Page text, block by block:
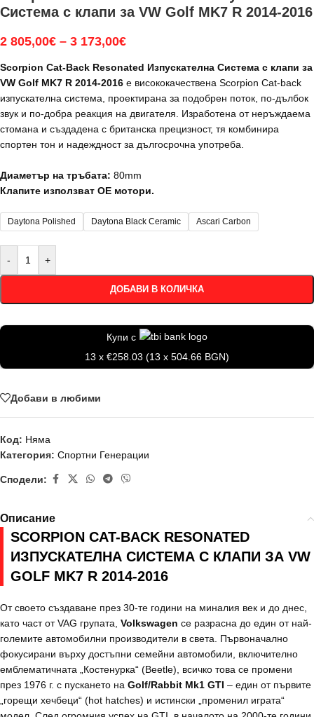
Система с клапи за VW Golf MK7 R 2014-2016
2 805,00€ – 3 173,00€
Scorpion Cat-Back Resonated Изпускателна Система с клапи за
VW Golf MK7 R 2014-2016 е висококачествена Scorpion Cat-back
изпускателна система, проектирана за подобрен поток, по-дълбок
звук и по-добра реакция на двигателя. Изработена от неръждаема
стомана и създадена с британска прецизност, тя комбинира
спортен тон и надеждност за дългосрочна употреба.
Диаметър на тръбата: 80mm
Клапите използват ОЕ мотори.
Daytona Polished Daytona Black Ceramic Ascari Carbon
- +
ДОБАВИ В КОЛИЧКА
Купи с
13 x €258.03 (13 x 504.66 BGN)
Добави в любими
Код: Няма
Категория: Спортни Генерации
Сподели:
Описание
SCORPION CAT-BACK RESONATED
ИЗПУСКАТЕЛНА СИСТЕМА С КЛАПИ ЗА VW
GOLF MK7 R 2014-2016
От своето създаване през 30-те години на миналия век и до днес,
като част от VAG групата, Volkswagen се разрасна до един от най-
големите автомобилни производители в света. Първоначално
фокусирани върху достъпни семейни автомобили, включително
емблематичната „Костенурка“ (Beetle), всичко това се промени
през 1976 г. с пускането на Golf/Rabbit Mk1 GTI – един от първите
„горещи хечбеци“ (hot hatches) и истински „променил играта“